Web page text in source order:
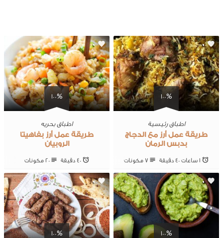
100%
0
اطباق رئيسية
طريقة عمل أرز مع الدجاج
بدبس الرمان
1 ساعات 40 ‎دقيقة 7 ‎مكونات
100%
0
اطباق بحريه
طريقة عمل أرز بفاهيتا
الروبيان
40 ‎دقيقة 20 ‎مكونات
100%
0
100%
0